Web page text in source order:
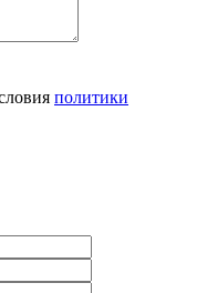
политики